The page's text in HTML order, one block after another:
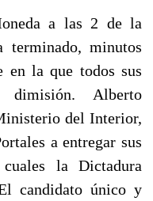
a las 2 de la
terminado, minutos
en la que todos sus
dimisión. Alberto
del Interior,
a entregar sus
la Dictadura
candidato único y